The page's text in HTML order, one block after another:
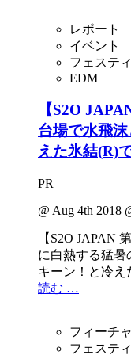
レポート
イベント
フェステ
EDM
【S2O
台場で水飛
えた氷結(R)
PR
@ Aug 4th 2018
【S2O JAPAN
に白熱する猛暑
キーン！と冷え
読む …
フィーチ
フェステ